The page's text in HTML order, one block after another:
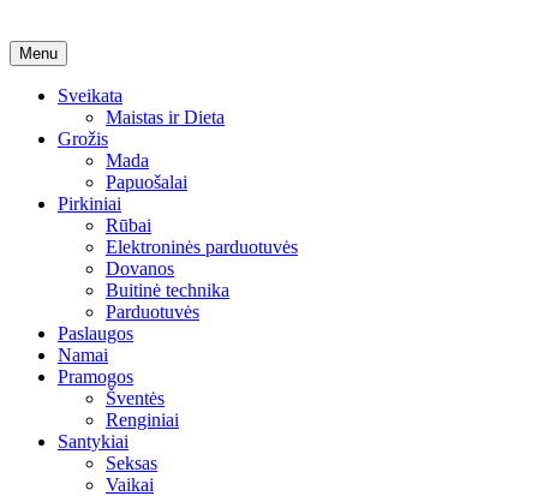
Menu Skip
to
content
Sveikata
Maistas ir Dieta
Grožis
Mada
Papuošalai
Pirkiniai
Rūbai
Elektroninės parduotuvės
Dovanos
Buitinė technika
Parduotuvės
Paslaugos
Namai
Pramogos
Šventės
Renginiai
Santykiai
Seksas
Vaikai